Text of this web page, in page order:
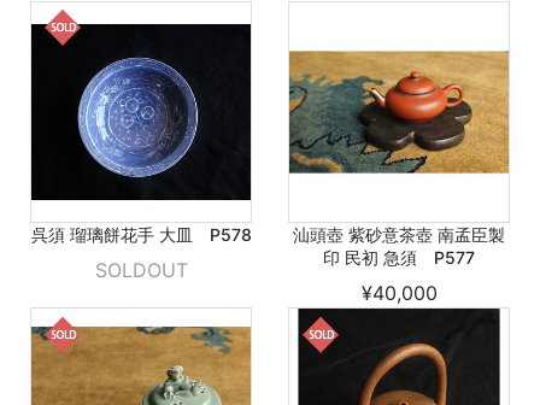
呉須 瑠璃餅花手 大皿 P578
SOLDOUT
汕頭壺 紫砂意茶壺 南孟臣製
印 民初 急須 P577
¥40,000